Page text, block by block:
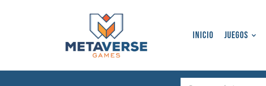
Inicio Juegos
Búsqueda